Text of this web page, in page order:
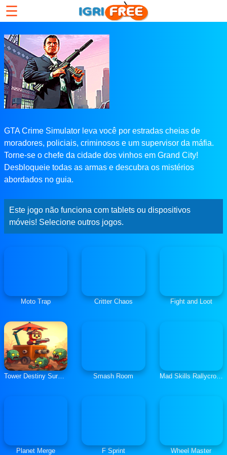
☰
GTA Crime Simulator leva você por estradas cheias de
moradores, policiais, criminosos e um supervisor da máfia.
Torne-se o chefe da cidade dos vinhos em Grand City!
Desbloqueie todas as armas e descubra os mistérios
abordados no guia.
Este jogo não funciona com tablets ou dispositivos
móveis! Selecione outros jogos.
Moto Trap Critter Chaos Fight and Loot
Tower Destiny Survive Smash Room Mad Skills Rallycross
Planet Merge F Sprint Wheel Master